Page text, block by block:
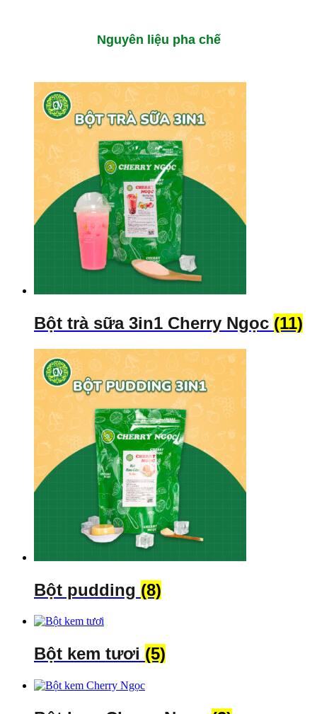
Nguyên liệu pha chế
Bột trà sữa 3in1 Cherry Ngọc (11)
Bột pudding (8)
Bột kem tươi (5)